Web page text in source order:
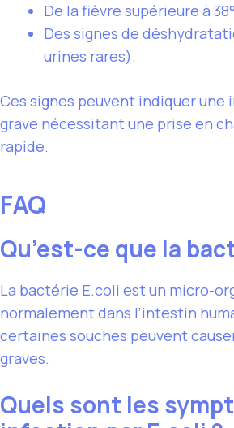
De la fièvre supérieure à
Des signes de
urines rares).
Ces signes peuvent indiquer une
grave nécessitant une prise en
rapide.
FAQ
Qu’est-ce que la
La bactérie E.coli est un micro-
normalement dans l’intestin
certaines souches peuvent
graves.
Quels sont les